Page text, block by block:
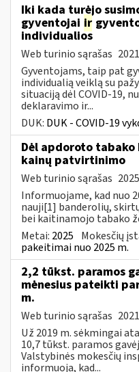
Iki kada turėjo
gyventojai ir
individualios
Web turinio sąrašas
Gyventojams, taip pat
individualią veiklą su
situaciją dėl COVID-19,
deklaravimo ir...
DUK: DUK - COVID-19
Dėl apdoroto
kainų patvirtinimo
Web turinio sąrašas
Informuojame, kad nuo
nauji[1] banderolių,
bei kaitinamojo tabako
Metai: 2025 Mokesčių
pakeitimai nuo 2025 m.
2,2 tūkst. paramos
mėnesius pateikti
m.
Web turinio sąrašas
Už 2019 m. sėkmingai
10,7 tūkst. paramos
Valstybinės mokesčių
informuoja, kad...